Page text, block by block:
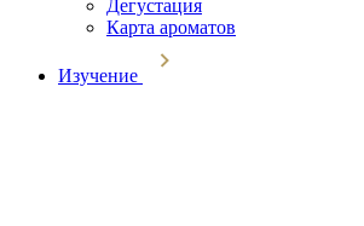
Дегустация
Карта ароматов
Изучение